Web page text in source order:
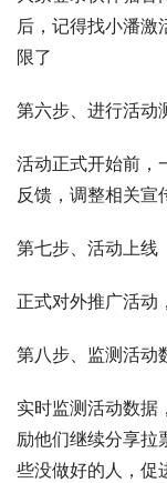
后，记得找小潘激
限了
第六步、进行活动
活动正式开始前，
反馈，调整相关宣
第七步、活动上线
正式对外推广活动
第八步、监测活动
实时监测活动数据
励他们继续分享拉
些没做好的人，促